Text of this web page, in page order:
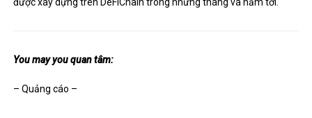
được xây dựng trên DeFiChain trong những tháng và năm tới.
You may you quan tâm:
– Quảng cáo –